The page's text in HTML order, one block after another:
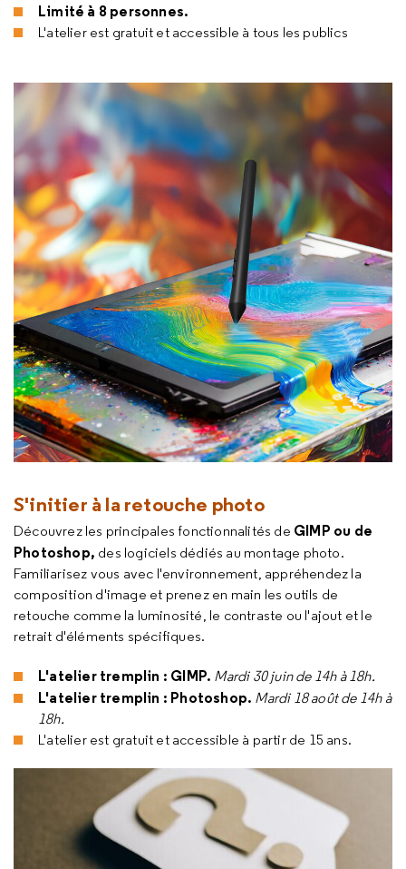
Limité à 8 personnes.
L'atelier est gratuit et accessible à tous les publics
S'initier à la retouche photo
Découvrez les principales fonctionnalités de GIMP ou de
Photoshop, des logiciels dédiés au montage photo.
Familiarisez vous avec l'environnement, appréhendez la
composition d'image et prenez en main les outils de
retouche comme la luminosité, le contraste ou l'ajout et le
retrait d'éléments spécifiques.
L'atelier tremplin : GIMP. Mardi 30 juin de 14h à 18h.
L'atelier tremplin : Photoshop. Mardi 18 août de 14h à
18h.
L'atelier est gratuit et accessible à partir de 15 ans.